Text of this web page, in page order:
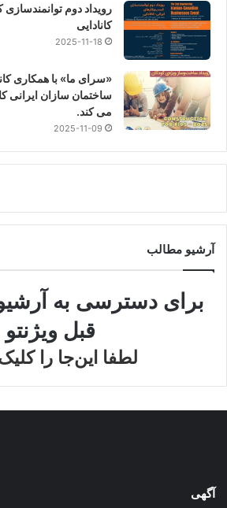
رویداد دوم
کانادایی
2025-11-18
«سرای ما» با همکاری
می کند.
2025-11-09
آرشیو مطالب
برای دسترسی به
قبل ویژنتو
لطفا این‌جا را
آگهی